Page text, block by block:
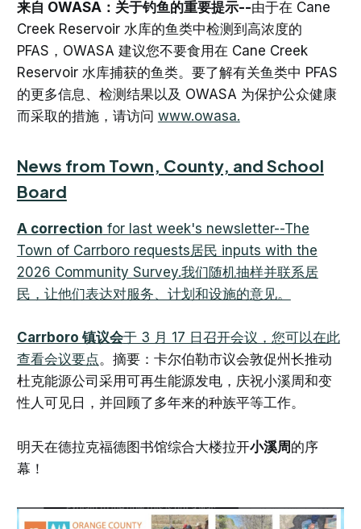
来自 OWASA：关于钓鱼的重要提示--由于在 Cane
Creek Reservoir 水库的鱼类中检测到高浓度的
PFAS，OWASA 建议您不要食用在 Cane Creek
Reservoir 水库捕获的鱼类。要了解有关鱼类中 PFAS
的更多信息、检测结果以及 OWASA 为保护公众健康
而采取的措施，请访问 www.owasa.
News from Town, County, and School
Board
A correction for last week's newsletter--The
Town of Carrboro requests居民 inputs with the
2026 Community Survey.我们随机抽样并联系居
民，让他们表达对服务、计划和设施的意见。
Carrboro 镇议会于 3 月 17 日召开会议，您可以在此
查看会议要点。摘要：卡尔伯勒市议会敦促州长推动
杜克能源公司采用可再生能源发电，庆祝小溪周和变
性人可见日，并回顾了多年来的种族平等工作。
明天在德拉克福德图书馆综合大楼拉开小溪周 的序
幕！